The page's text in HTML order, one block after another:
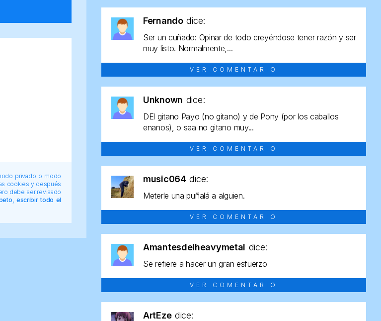
privado o modo
cookies y después
debe ser revisado
escribir todo el
Fernando dice:
Ser un cuñado: Opinar de todo creyéndose tener razón y ser
muy listo. Normalmente,...
VER COMENTARIO
Unknown dice:
DEl gitano Payo (no gitano) y de Pony (por los caballos
enanos), o sea no gitano muy...
VER COMENTARIO
music064 dice:
Meterle una puñalá a alguien.
VER COMENTARIO
Amantesdelheavymetal dice:
Se refiere a hacer un gran esfuerzo
VER COMENTARIO
ArtEze dice: